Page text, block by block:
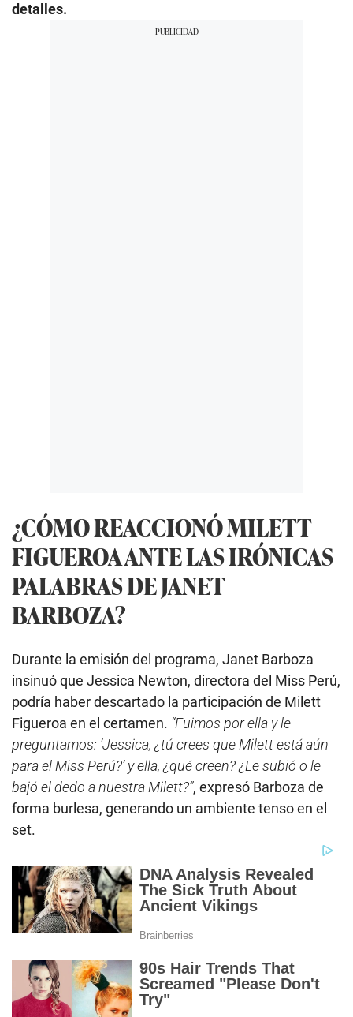
detalles.
¿CÓMO REACCIONÓ MILETT
FIGUEROA ANTE LAS IRÓNICAS
PALABRAS DE JANET
BARBOZA?
Durante la emisión del programa, Janet Barboza
insinuó que Jessica Newton, directora del Miss Perú,
podría haber descartado la participación de Milett
Figueroa en el certamen. “Fuimos por ella y le
preguntamos: ‘Jessica, ¿tú crees que Milett está aún
para el Miss Perú?’ y ella, ¿qué creen? ¿Le subió o le
bajó el dedo a nuestra Milett?”, expresó Barboza de
forma burlesa, generando un ambiente tenso en el
set.